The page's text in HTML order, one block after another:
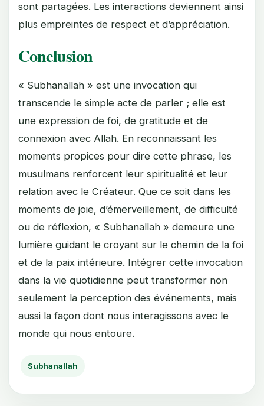
sont partagées. Les interactions deviennent ainsi
plus empreintes de respect et d’appréciation.
Conclusion
« Subhanallah » est une invocation qui
transcende le simple acte de parler ; elle est
une expression de foi, de gratitude et de
connexion avec Allah. En reconnaissant les
moments propices pour dire cette phrase, les
musulmans renforcent leur spiritualité et leur
relation avec le Créateur. Que ce soit dans les
moments de joie, d’émerveillement, de difficulté
ou de réflexion, « Subhanallah » demeure une
lumière guidant le croyant sur le chemin de la foi
et de la paix intérieure. Intégrer cette invocation
dans la vie quotidienne peut transformer non
seulement la perception des événements, mais
aussi la façon dont nous interagissons avec le
monde qui nous entoure.
Subhanallah